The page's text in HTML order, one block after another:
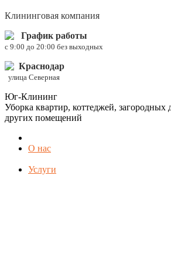
Клининговая компания
График работы
c 9:00 до 20:00 без выходных
Краснодар
улица Северная
Юг-Клининг
Уборка квартир, коттеджей, загородных
других помещений
О нас
Услуги